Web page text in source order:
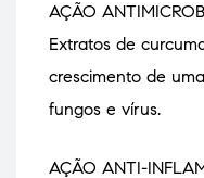
AÇÃO
Extratos de
crescimento de
fungos e vírus.
AÇÃO ANTI-